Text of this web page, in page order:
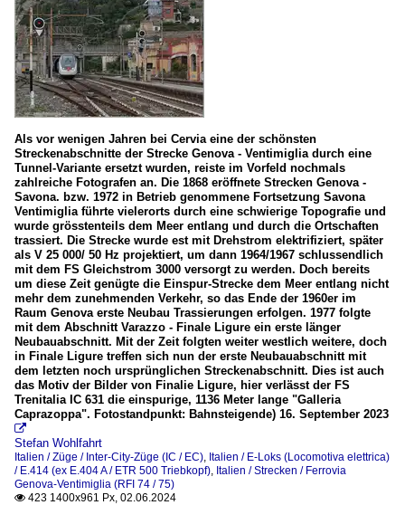
Als vor wenigen Jahren bei Cervia eine der schönsten
Streckenabschnitte der Strecke Genova - Ventimiglia durch eine
Tunnel-Variante ersetzt wurden, reiste im Vorfeld nochmals
zahlreiche Fotografen an. Die 1868 eröffnete Strecken Genova -
Savona. bzw. 1972 in Betrieb genommene Fortsetzung Savona
Ventimiglia führte vielerorts durch eine schwierige Topografie und
wurde grösstenteils dem Meer entlang und durch die Ortschaften
trassiert. Die Strecke wurde est mit Drehstrom elektrifiziert, später
als V 25 000/ 50 Hz projektiert, um dann 1964/1967 schlussendlich
mit dem FS Gleichstrom 3000 versorgt zu werden. Doch bereits
um diese Zeit genügte die Einspur-Strecke dem Meer entlang nicht
mehr dem zunehmenden Verkehr, so das Ende der 1960er im
Raum Genova erste Neubau Trassierungen erfolgen. 1977 folgte
mit dem Abschnitt Varazzo - Finale Ligure ein erste länger
Neubauabschnitt. Mit der Zeit folgten weiter westlich weitere, doch
in Finale Ligure treffen sich nun der erste Neubauabschnitt mit
dem letzten noch ursprünglichen Streckenabschnitt. Dies ist auch
das Motiv der Bilder von Finalie Ligure, hier verlässt der FS
Trenitalia IC 631 die einspurige, 1136 Meter lange "Galleria
Caprazoppa". Fotostandpunkt: Bahnsteigende) 16. September 2023

Stefan Wohlfahrt
Italien / Züge / Inter-City-Züge (IC / EC), Italien / E-Loks (Locomotiva elettrica)
/ E.414 (ex E.404 A / ETR 500 Triebkopf), Italien / Strecken / Ferrovia
Genova-Ventimiglia (RFI 74 / 75)
 423 1400x961 Px, 02.06.2024